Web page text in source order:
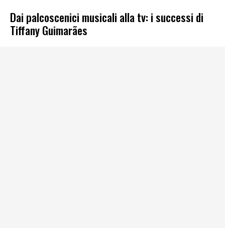
Dai palcoscenici musicali alla tv: i successi di
Tiffany Guimarães